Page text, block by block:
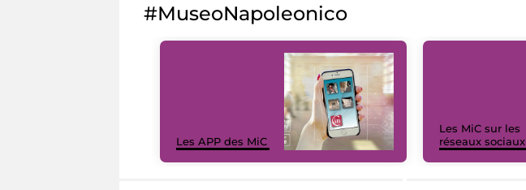
#MuseoNapoleonico
Les APP des MiC
Les MiC sur les
réseaux sociaux